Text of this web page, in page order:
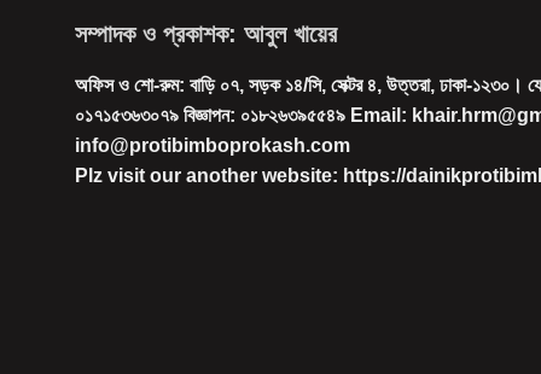
সম্পাদক ও প্রকাশক: আবুল খায়ের
অফিস ও শো-রুম: বাড়ি ০৭, সড়ক ১৪/সি, সেক্টর ৪, উত্তরা, ঢাকা-১২৩০।
০১৭১৫৩৬৩০৭৯ বিজ্ঞাপন: ০১৮২৬৩৯৫৫৪৯ Email:
info@protibimboprokash.com
Plz visit our another website: https://